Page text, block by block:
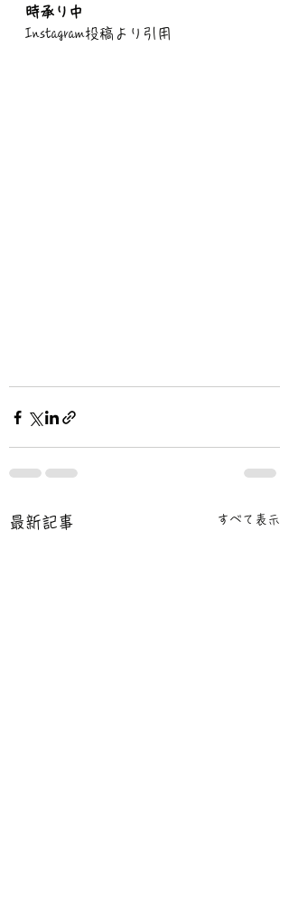
時承り中
Instagram投稿より引用
最新記事 すべて表示